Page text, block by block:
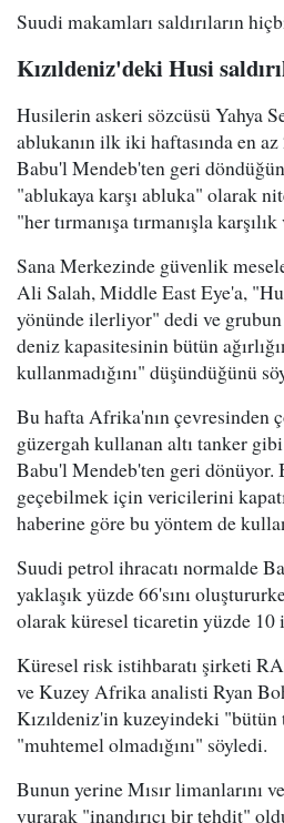
Suudi makamları saldırıların
Kızıldeniz'deki Husi
Husilerin askeri sözcüsü Yahya
ablukanın ilk iki haftasında en
Babu'l Mendeb'ten geri
"ablukaya karşı abluka" olarak
"her tırmanışa tırmanışla
Sana Merkezinde güvenlik
Ali Salah, Middle East Eye'a,
yönünde ilerliyor" dedi ve
deniz kapasitesinin bütün
kullanmadığını" düşündüğünü
Bu hafta Afrika'nın çevresinden
güzergah kullanan altı tanker
Babu'l Mendeb'ten geri dönüyor.
geçebilmek için vericilerini
haberine göre bu yöntem de
Suudi petrol ihracatı normalde
yaklaşık yüzde 66'sını
olarak küresel ticaretin yüzde 10
Küresel risk istihbaratı şirketi
ve Kuzey Afrika analisti Ryan
Kızıldeniz'in kuzeyindeki "bütün
"muhtemel olmadığını" söyledi.
Bunun yerine Mısır limanlarını
vurarak "inandırıcı bir tehdit"